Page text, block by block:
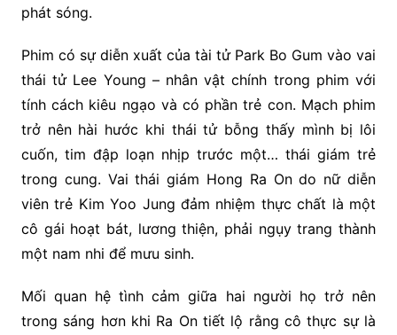
phát sóng.
Phim có sự diễn xuất của tài tử Park Bo Gum vào vai
thái tử Lee Young – nhân vật chính trong phim với
tính cách kiêu ngạo và có phần trẻ con. Mạch phim
trở nên hài hước khi thái tử bỗng thấy mình bị lôi
cuốn, tim đập loạn nhịp trước một… thái giám trẻ
trong cung. Vai thái giám Hong Ra On do nữ diễn
viên trẻ Kim Yoo Jung đảm nhiệm thực chất là một
cô gái hoạt bát, lương thiện, phải ngụy trang thành
một nam nhi để mưu sinh.
Mối quan hệ tình cảm giữa hai người họ trở nên
trong sáng hơn khi Ra On tiết lộ rằng cô thực sự là